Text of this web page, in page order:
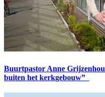
Buurtpastor Anne
buiten het kerkgebouw”